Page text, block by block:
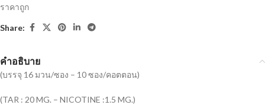
ราคาถูก
Share:
คำอธิบาย
(บรรจุ 16 มวน/ซอง – 10 ซอง/คอตตอน)
(TAR : 20 MG. – NICOTINE :1.5 MG.)